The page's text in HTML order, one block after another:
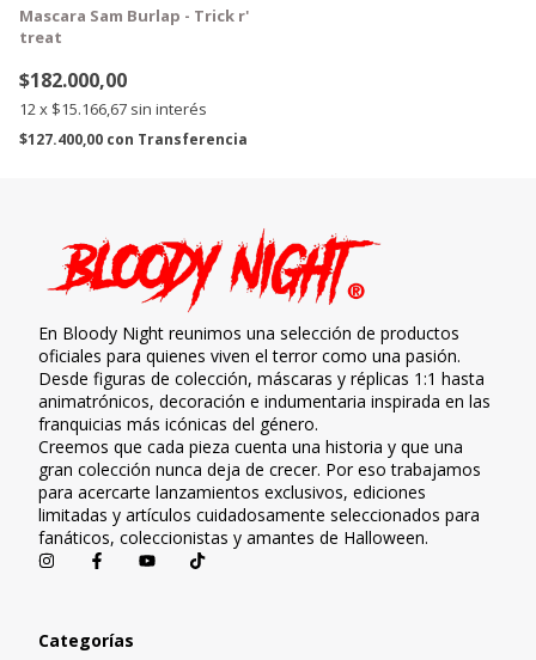
Mascara Sam Burlap - Trick r'
treat
$182.000,00
12x $15.166,67 sin interés
$127.400,00 con Transferencia
En Bloody Night reunimos una selección de productos
oficiales para quienes viven el terror como una pasión.
Desde figuras de colección, máscaras y réplicas 1:1 hasta
animatrónicos, decoración e indumentaria inspirada en las
franquicias más icónicas del género.
Creemos que cada pieza cuenta una historia y que una
gran colección nunca deja de crecer. Por eso trabajamos
para acercarte lanzamientos exclusivos, ediciones
limitadas y artículos cuidadosamente seleccionados para
fanáticos, coleccionistas y amantes de Halloween.
Categorías